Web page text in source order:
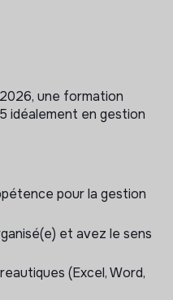
de développement
(anglais, arabe et
tests, sélection des
sur l’alternance
des alternants
en œuvre de
du service :
une formation
idéalement en gestion
pour la gestion
et avez le sens
(Excel, Word,